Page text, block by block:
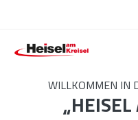
WILLKOMMEN IN